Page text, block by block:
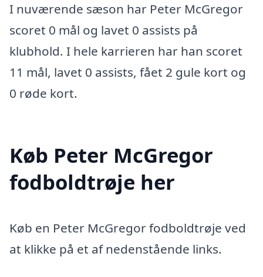
I nuværende sæson har Peter McGregor
scoret 0 mål og lavet 0 assists på
klubhold. I hele karrieren har han scoret
11 mål, lavet 0 assists, fået 2 gule kort og
0 røde kort.
Køb Peter McGregor
fodboldtrøje her
Køb en Peter McGregor fodboldtrøje ved
at klikke på et af nedenstående links.